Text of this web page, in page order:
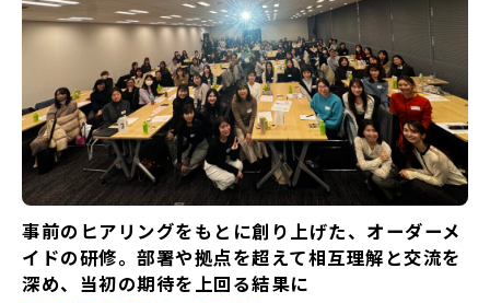
事前のヒアリングをもとに創り上げた、オーダーメ
イドの研修。部署や拠点を超えて相互理解と交流を
深め、当初の期待を上回る結果に